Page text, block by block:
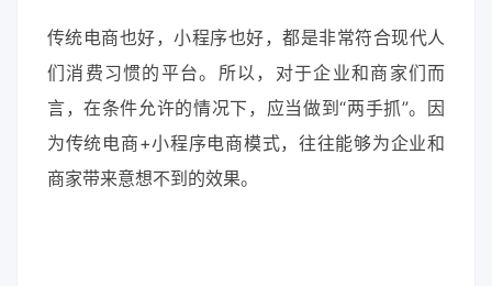
传统电商也好，小程序也好，都是非常符合现代人
们消费习惯的平台。所以，对于企业和商家们而
言，在条件允许的情况下，应当做到“两手抓”。因
为传统电商+小程序电商模式，往往能够为企业和
商家带来意想不到的效果。